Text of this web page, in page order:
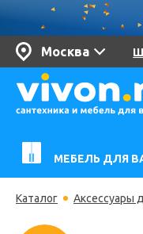
Москва
МЕБЕЛЬ ДЛЯ
Каталог Аксессуары